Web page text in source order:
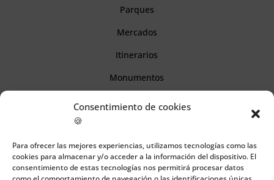
Consentimiento de cookies
🍪
Para ofrecer las mejores experiencias, utilizamos tecnologías como las
cookies para almacenar y/o acceder a la información del dispositivo. El
consentimiento de estas tecnologías nos permitirá procesar datos
Parques
Mercados
Itinerarios
Monumentos
Información
Aviso legal